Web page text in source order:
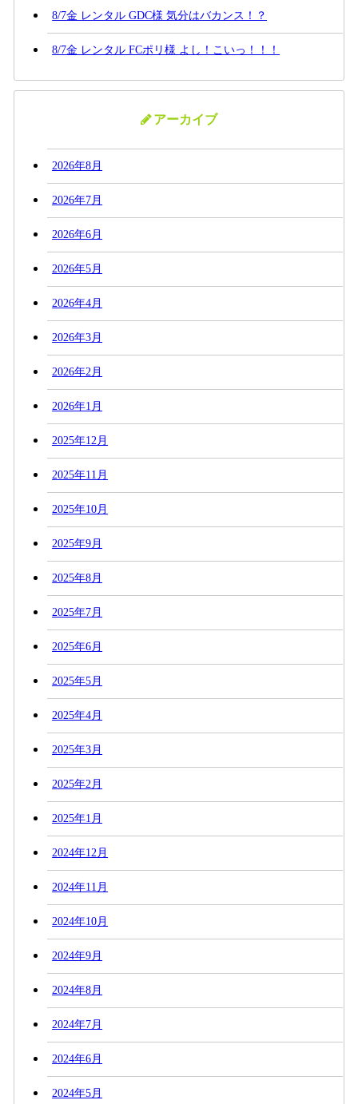
8/7金 レンタル GDC様 気分はバカンス！？
8/7金 レンタル FCポリ様 よし！こいっ！！！
アーカイブ
2026年8月
2026年7月
2026年6月
2026年5月
2026年4月
2026年3月
2026年2月
2026年1月
2025年12月
2025年11月
2025年10月
2025年9月
2025年8月
2025年7月
2025年6月
2025年5月
2025年4月
2025年3月
2025年2月
2025年1月
2024年12月
2024年11月
2024年10月
2024年9月
2024年8月
2024年7月
2024年6月
2024年5月